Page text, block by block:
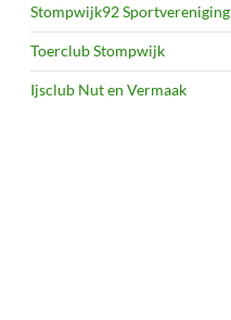
Stompwijk92 Sportvereniging
Toerclub Stompwijk
Ijsclub Nut en Vermaak